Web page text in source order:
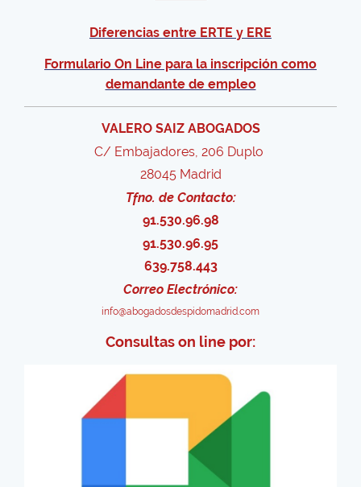
Diferencias entre ERTE y ERE
Formulario On Line para la inscripción como
demandante de empleo
VALERO SAIZ ABOGADOS
C/ Embajadores, 206 Duplo
28045 Madrid
Tfno. de Contacto:
91.530.96.98
91.530.96.95
639.758.443
Correo Electrónico:
info@abogadosdespidomadrid.com
Consultas on line por: